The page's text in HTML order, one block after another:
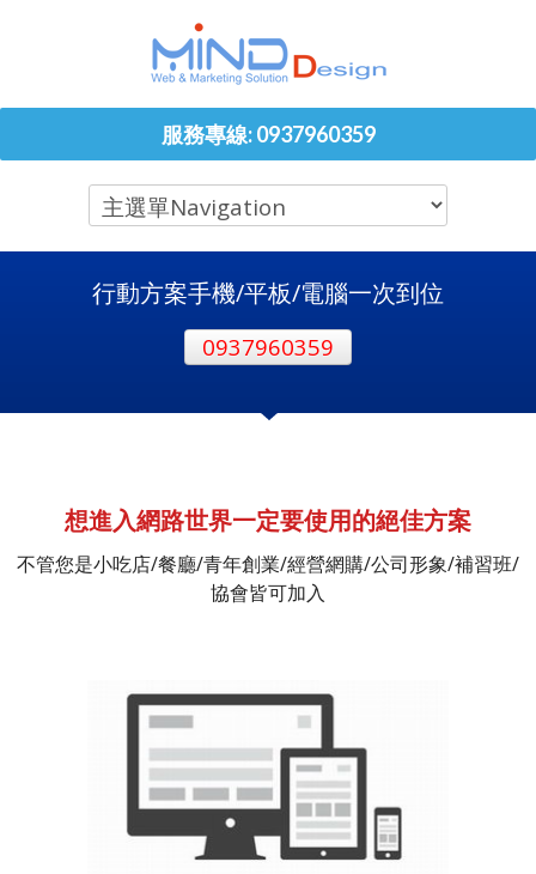
服務專線: 0937960359
行動方案手機/平板/電腦一次到位
0937960359
想進入網路世界一定要使用的絕佳方案
不管您是小吃店/餐廳/青年創業/經營網購/公司形象/補習班/
協會皆可加入